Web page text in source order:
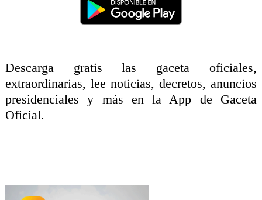
Descarga gratis las gaceta oficiales,
extraordinarias, lee noticias, decretos, anuncios
presidenciales y más en la App de Gaceta
Oficial.